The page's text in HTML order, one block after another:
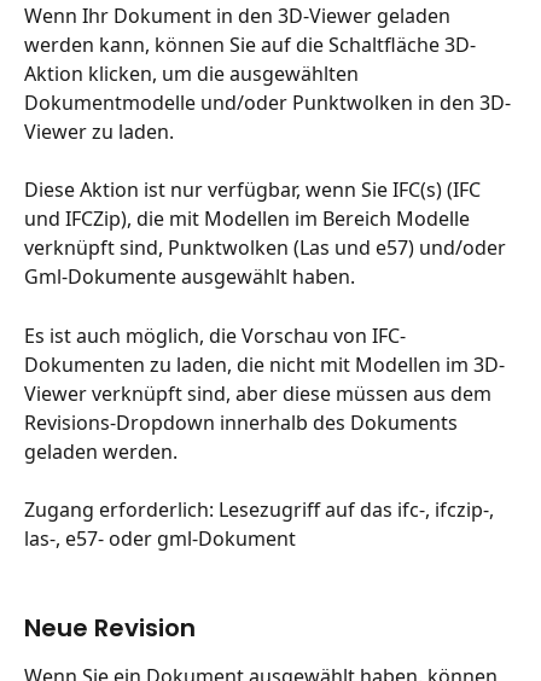
Wenn Ihr Dokument in den 3D-Viewer geladen
werden kann, können Sie auf die Schaltfläche 3D-
Aktion klicken, um die ausgewählten
Dokumentmodelle und/oder Punktwolken in den 3D-
Viewer zu laden.
Diese Aktion ist nur verfügbar, wenn Sie IFC(s) (IFC
und IFCZip), die mit Modellen im Bereich Modelle
verknüpft sind, Punktwolken (Las und e57) und/oder
Gml-Dokumente ausgewählt haben.
Es ist auch möglich, die Vorschau von IFC-
Dokumenten zu laden, die nicht mit Modellen im 3D-
Viewer verknüpft sind, aber diese müssen aus dem
Revisions-Dropdown innerhalb des Dokuments
geladen werden.
Zugang erforderlich: Lesezugriff auf das ifc-, ifczip-,
las-, e57- oder gml-Dokument
Neue Revision